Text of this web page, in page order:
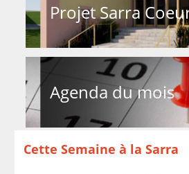
Projet Sarra
Agenda du mois
Cette Semaine à la Sarra